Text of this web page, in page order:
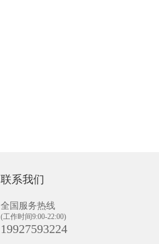
联系我们
全国服务热线
(工作时间9:00-22:00)
19927593224